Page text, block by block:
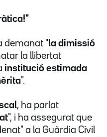
demanat " la dimissió
la llibertat
institució estimada
".
, ha parlat
", i ha assegurat que
a la Guàrdia Civil